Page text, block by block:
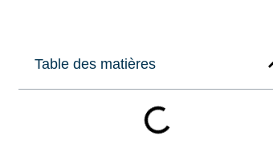
Table des matières